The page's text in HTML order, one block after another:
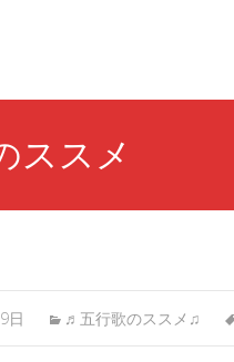
ススメ
日 ♬五行歌のススメ♫